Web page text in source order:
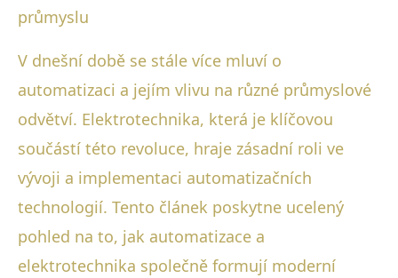
Klíč k Efektivnějšímu Průmyslu
5. 1. 2026· 4 min čtení · Autor: Marek Svoboda
průmyslu
V dnešní době se stále více mluví o
automatizaci a jejím vlivu na různé průmyslové
odvětví. Elektrotechnika, která je klíčovou
součástí této revoluce, hraje zásadní roli ve
vývoji a implementaci automatizačních
technologií. Tento článek poskytne ucelený
pohled na to, jak automatizace a
elektrotechnika společně formují moderní